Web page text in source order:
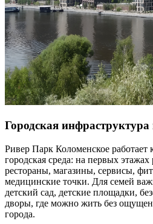
Городская
Ривер Парк Коломенское работает
городская среда: на первых
рестораны, магазины, сервисы,
медицинские точки. Для семей
детский сад, детские площадки,
дворы, где можно жить без
города.